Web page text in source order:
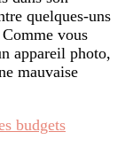
quelques-uns
vous
appareil photo,
mauvaise
budgets